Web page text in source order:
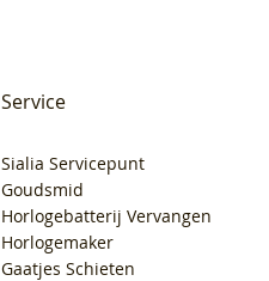
Service
Sialia Servicepunt
Goudsmid
Horlogebatterij Vervangen
Horlogemaker
Gaatjes Schieten